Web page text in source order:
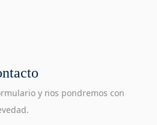
y nos pondremos con